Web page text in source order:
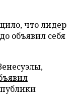
что лидер
объявил себя